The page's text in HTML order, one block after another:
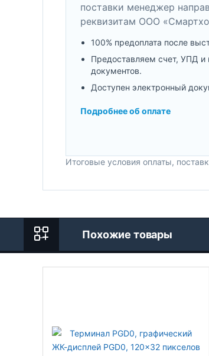
поставки менеджер
реквизитам ООО
100% предоплата после
Предоставляем счет, УПД и
документов.
Доступен электронный
Подробнее об оплате
Итоговые условия оплаты,
Похожие товары